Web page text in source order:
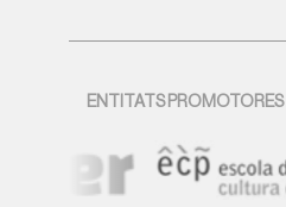
ENTITATS PROMOTORES